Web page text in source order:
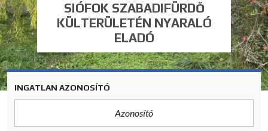
SIÓFOK SZABADIFÜRDŐ
KÜLTERÜLETÉN NYARALÓ
ELADÓ
INGATLAN AZONOSÍTÓ